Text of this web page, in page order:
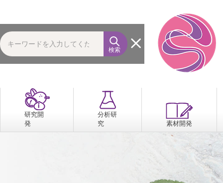
検索
研究開
発
分析研
究
素材開発